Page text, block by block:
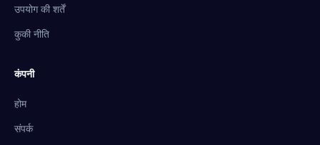
उपयोग की शर्तें
कुकी नीति
कंपनी
होम
संपर्क